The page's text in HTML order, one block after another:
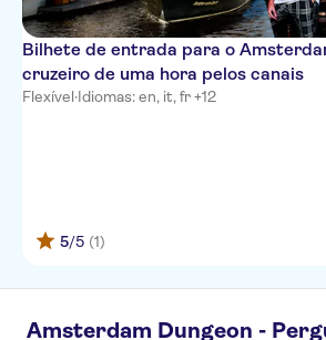
Bilhete de entrada para o
cruzeiro de uma hora pelos canais
Flexível·Idiomas: en, it, fr +12
5/5 (1)
Amsterdam Dungeon -